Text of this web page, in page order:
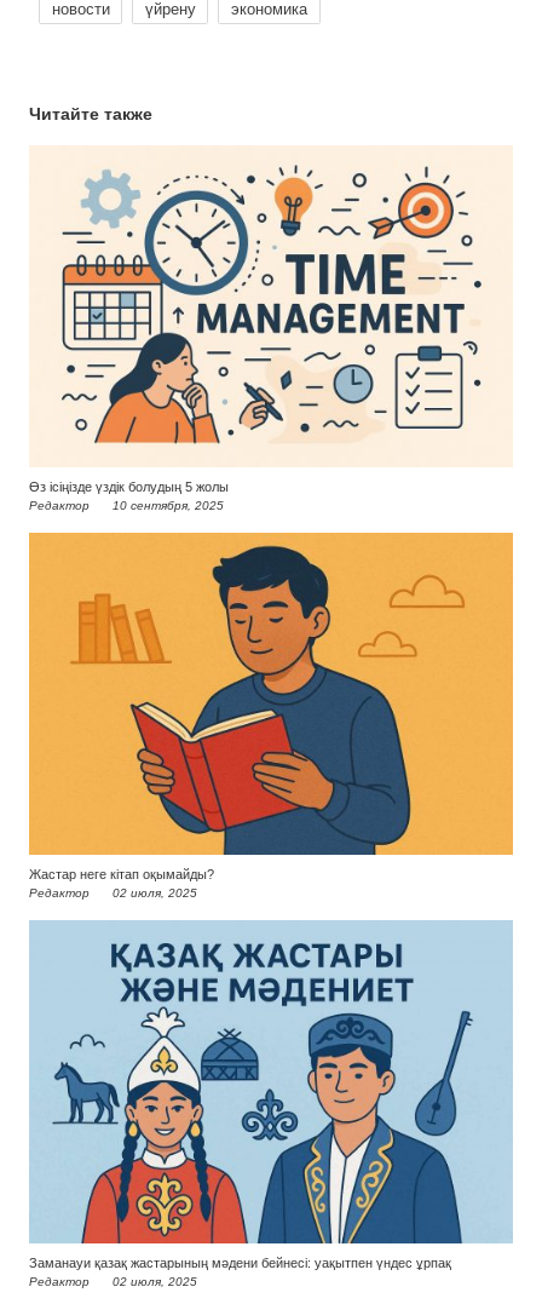
новости үйрену экономика
Читайте также
Өз ісіңізде үздік болудың 5 жолы
Редактор 10 сентября, 2025
Жастар неге кітап оқымайды?
Редактор 02 июля, 2025
Заманауи қазақ жастарының мәдени бейнесі: уақытпен үндес ұрпақ
Редактор 02 июля, 2025